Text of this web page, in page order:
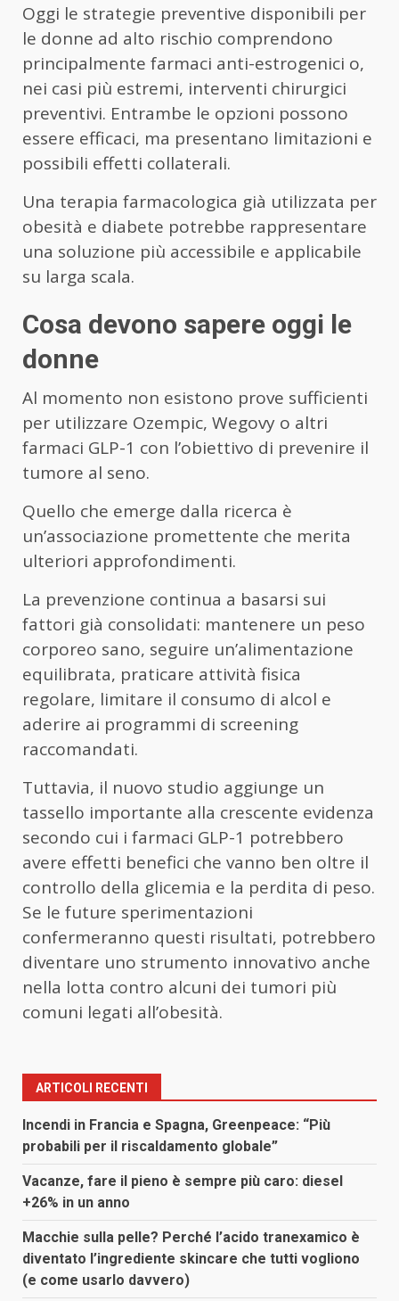
Oggi le strategie preventive disponibili per
le donne ad alto rischio comprendono
principalmente farmaci anti-estrogenici o,
nei casi più estremi, interventi chirurgici
preventivi. Entrambe le opzioni possono
essere efficaci, ma presentano limitazioni e
possibili effetti collaterali.
Una terapia farmacologica già utilizzata per
obesità e diabete potrebbe rappresentare
una soluzione più accessibile e applicabile
su larga scala.
Cosa devono sapere oggi le
donne
Al momento non esistono prove sufficienti
per utilizzare Ozempic, Wegovy o altri
farmaci GLP-1 con l’obiettivo di prevenire il
tumore al seno.
Quello che emerge dalla ricerca è
un’associazione promettente che merita
ulteriori approfondimenti.
La prevenzione continua a basarsi sui
fattori già consolidati: mantenere un peso
corporeo sano, seguire un’alimentazione
equilibrata, praticare attività fisica
regolare, limitare il consumo di alcol e
aderire ai programmi di screening
raccomandati.
Tuttavia, il nuovo studio aggiunge un
tassello importante alla crescente evidenza
secondo cui i farmaci GLP-1 potrebbero
avere effetti benefici che vanno ben oltre il
controllo della glicemia e la perdita di peso.
Se le future sperimentazioni
confermeranno questi risultati, potrebbero
diventare uno strumento innovativo anche
nella lotta contro alcuni dei tumori più
comuni legati all’obesità.
ARTICOLI RECENTI
Incendi in Francia e Spagna, Greenpeace: “Più
probabili per il riscaldamento globale”
Vacanze, fare il pieno è sempre più caro: diesel
+26% in un anno
Macchie sulla pelle? Perché l’acido tranexamico è
diventato l’ingrediente skincare che tutti vogliono
(e come usarlo davvero)